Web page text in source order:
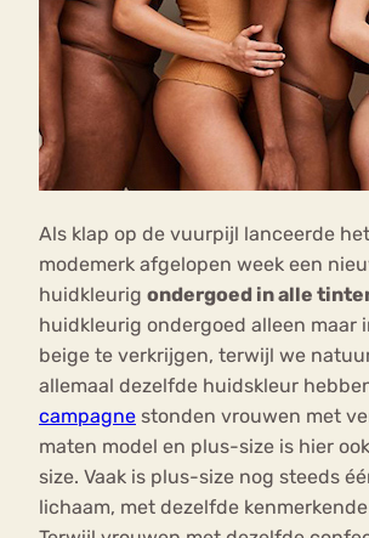
Als klap op de vuurpijl lanceerde
modemerk afgelopen week een
huidkleurig ondergoed in alle
huidkleurig ondergoed alleen maar
beige te verkrijgen, terwijl we
allemaal dezelfde huidskleur
campagne stonden vrouwen met
maten model en plus-size is hier
size. Vaak is plus-size nog steeds
lichaam, met dezelfde